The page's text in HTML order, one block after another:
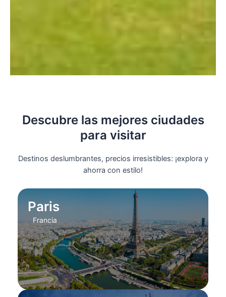
Descubre las mejores ciudades
para visitar
Destinos deslumbrantes, precios irresistibles: ¡explora y
ahorra con estilo!
Paris
Francia